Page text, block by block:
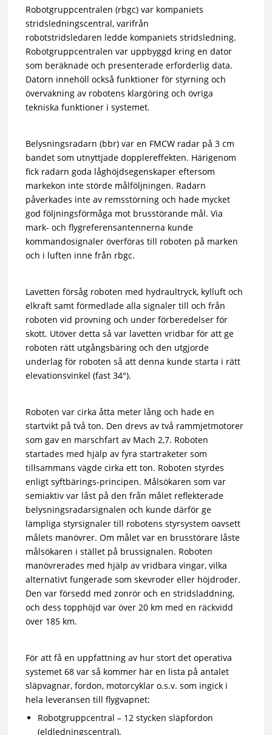
Robotgruppcentralen (rbgc) var kompaniets
stridsledningscentral, varifrån
robotstridsledaren ledde kompaniets stridsledning.
Robotgruppcentralen var uppbyggd kring en dator
som beräknade och presenterade erforderlig data.
Datorn innehöll också funktioner för styrning och
övervakning av robotens klargöring och övriga
tekniska funktioner i systemet.
Belysningsradarn (bbr) var en FMCW radar på 3 cm
bandet som utnyttjade dopplereffekten. Härigenom
fick radarn goda låghöjdsegenskaper eftersom
markekon inte störde målföljningen. Radarn
påverkades inte av remsstörning och hade mycket
god följningsförmåga mot brusstörande mål. Via
mark- och flygreferensantennerna kunde
kommandosignaler överföras till roboten på marken
och i luften inne från rbgc.
Lavetten försåg roboten med hydraultryck, kylluft och
elkraft samt förmedlade alla signaler till och från
roboten vid provning och under förberedelser för
skott. Utöver detta så var lavetten vridbar för att ge
roboten rätt utgångsbäring och den utgjorde
underlag för roboten så att denna kunde starta i rätt
elevationsvinkel (fast 34°).
Roboten var cirka åtta meter lång och hade en
startvikt på två ton. Den drevs av två rammjetmotorer
som gav en marschfart av Mach 2,7. Roboten
startades med hjälp av fyra startraketer som
tillsammans vägde cirka ett ton. Roboten styrdes
enligt syftbärings-principen. Målsökaren som var
semiaktiv var låst på den från målet reflekterade
belysningsradarsignalen och kunde därför ge
lämpliga styrsignaler till robotens styrsystem oavsett
målets manövrer. Om målet var en brusstörare låste
målsökaren i stället på brussignalen. Roboten
manövrerades med hjälp av vridbara vingar, vilka
alternativt fungerade som skevroder eller höjdroder.
Den var försedd med zonrör och en stridsladdning,
och dess topphöjd var över 20 km med en räckvidd
över 185 km.
För att få en uppfattning av hur stort det operativa
systemet 68 var så kommer här en lista på antalet
släpvagnar, fordon, motorcyklar o.s.v. som ingick i
hela leveransen till flygvapnet:
Robotgruppcentral – 12 stycken släpfordon
(eldledningscentral).